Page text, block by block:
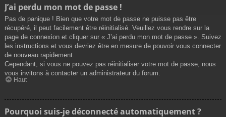
J’ai perdu mon mot de passe !
Pas de panique ! Bien que votre mot de passe ne puisse pas être
récupéré, il peut facilement être réinitialisé. Veuillez vous rendre sur la
page de connexion et cliquer sur « J’ai perdu mon mot de passe ». Suivez
les instructions et vous devriez être en mesure de pouvoir vous connecter
de nouveau rapidement.
Cependant, si vous ne pouvez pas réinitialiser votre mot de passe, nous
vous invitons à contacter un administrateur du forum.
Haut
Pourquoi suis-je déconnecté automatiquement ?